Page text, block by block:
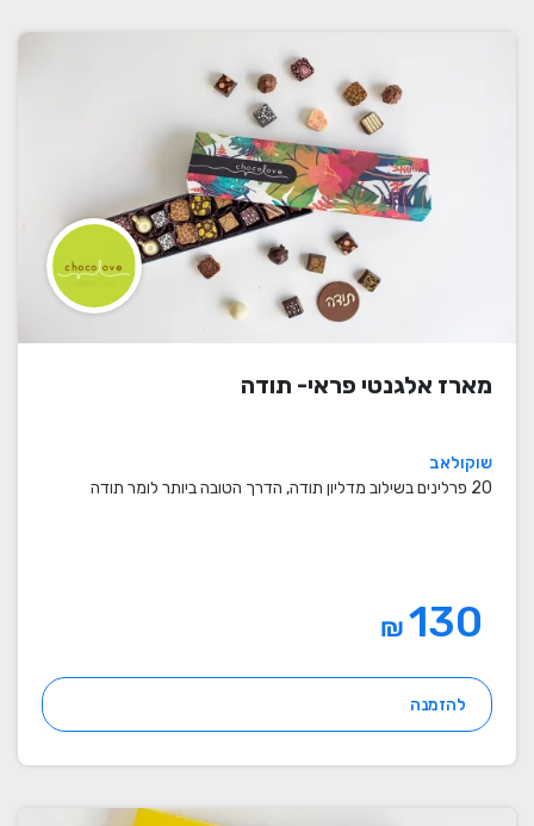
מארז אלגנטי פראי- תודה
שוקולאב
20 פרלינים בשילוב מדליון תודה, הדרך הטובה ביותר לומר תודה
₪
להזמנה